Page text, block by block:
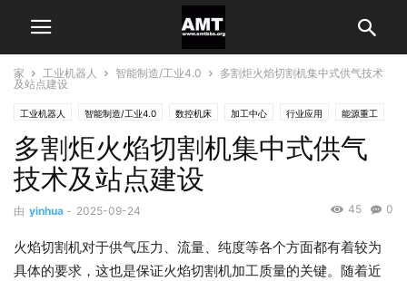
家 工业机器人 智能制造/工业4.0
多割炬火焰切割机集中式供气技术
及站点建设
工业机器人 智能制造/工业4.0 数控机床 加工中心 行业应用 能源重工
多割炬火焰切割机集中式供气
技术及站点建设
由 yinhua - 2025-09-24 0
45
火焰切割机对于供气压力、流量、纯度等各个方面都有着较为
具体的要求，这也是保证火焰切割机加工质量的关键。随着近